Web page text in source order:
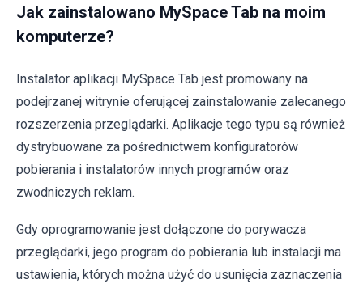
Jak zainstalowano MySpace Tab na moim
komputerze?
Instalator aplikacji MySpace Tab jest promowany na
podejrzanej witrynie oferującej zainstalowanie zalecanego
rozszerzenia przeglądarki. Aplikacje tego typu są również
dystrybuowane za pośrednictwem konfiguratorów
pobierania i instalatorów innych programów oraz
zwodniczych reklam.
Gdy oprogramowanie jest dołączone do porywacza
przeglądarki, jego program do pobierania lub instalacji ma
ustawienia, których można użyć do usunięcia zaznaczenia